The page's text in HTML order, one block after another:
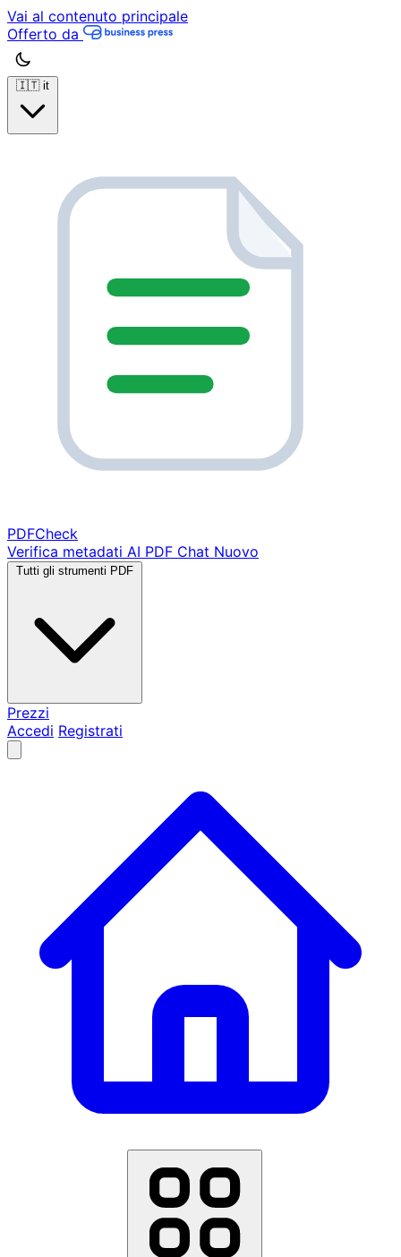
Vai al contenuto principale
Offerto da
🇮🇹 it
PDFCheck
Verifica metadati AI PDF Chat Nuovo
Tutti gli strumenti PDF
Prezzi
Accedi Registrati